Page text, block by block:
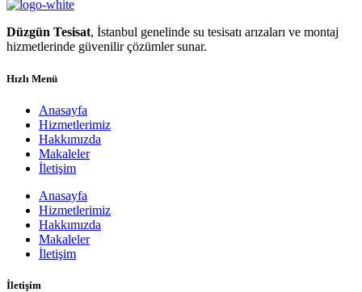
Düzgün Tesisat, İstanbul genelinde su tesisatı arızaları ve montaj
hizmetlerinde güvenilir çözümler sunar.
Hızlı Menü
Anasayfa
Hizmetlerimiz
Hakkımızda
Makaleler
İletişim
Anasayfa
Hizmetlerimiz
Hakkımızda
Makaleler
İletişim
İletişim